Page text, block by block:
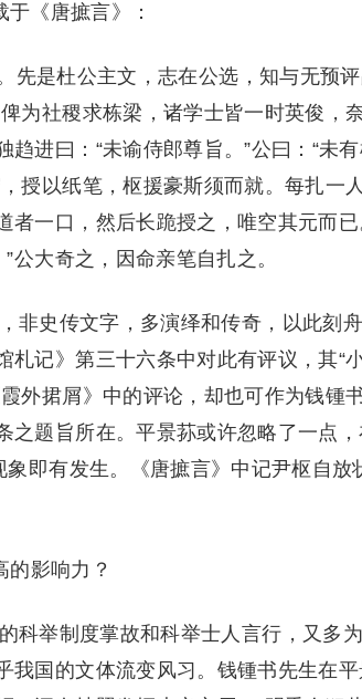
《唐摭言》：
是杜公主文，志在公选，知与无预
为社稷求栋梁，诸学士皆一时英俊，
进曰：“未谕侍郎尊旨。”公曰：“未有
授以纸笔，枢援豪斯须而就。每扎一
者一口，然后长跪授之，唯空其元而
公大奇之，因命亲笔自扎之。
非史传文字，多演绎和传奇，以此刻
记》第三十六条中对此有评议，其“
外捃屑》中的评论，却也可作为钱锺
之题旨所在。平景荪或许忽略了一点
象即有发生。《唐摭言》中记尹枢自
影响力？
科举制度掌故和科举士人言行，又多
我国的文体流变风习。钱锺书先生在